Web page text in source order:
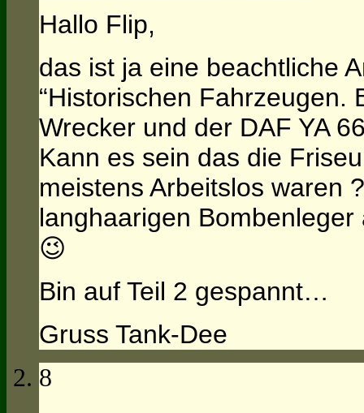
Hallo Flip,
das ist ja eine beachtliche
“Historischen Fahrzeugen.
Wrecker und der DAF YA
Kann es sein das die
meistens Arbeitslos waren
langhaarigen
😉
Bin auf Teil 2 gespannt…
Gruss Tank-Dee
8